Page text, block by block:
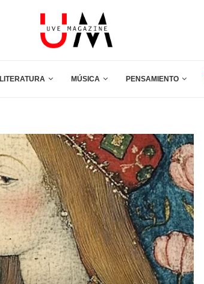
LITERATURA MÚSICA PENSAMIENTO